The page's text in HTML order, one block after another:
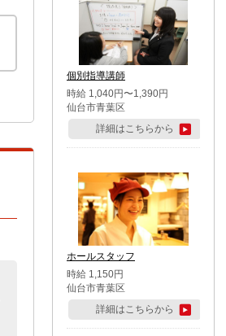
個別指導講師
時給 1,040円〜1,390円
仙台市青葉区
詳細はこちらから
ホールスタッフ
時給 1,150円
仙台市青葉区
詳細はこちらから